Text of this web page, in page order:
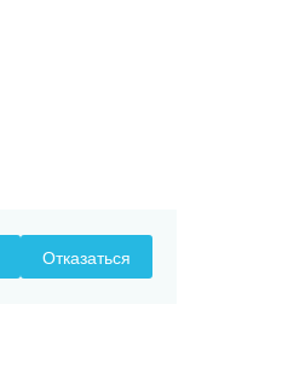
Отказаться